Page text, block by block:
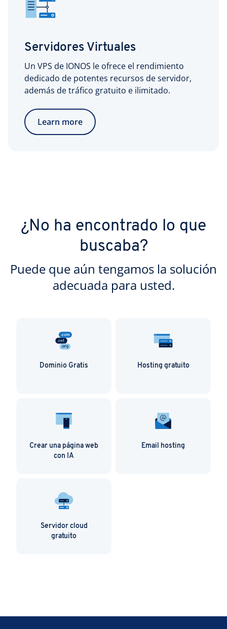
Servidores Virtuales
Un VPS de IONOS le ofrece el rendimiento
dedicado de potentes recursos de servidor,
además de tráfico gratuito e ilimitado.
Learn more
¿No ha encontrado lo que
buscaba?
Puede que aún tengamos la solución
adecuada para usted.
Dominio Gratis Hosting gratuito
Crear una página web
con IA
Email hosting
Servidor cloud
gratuito